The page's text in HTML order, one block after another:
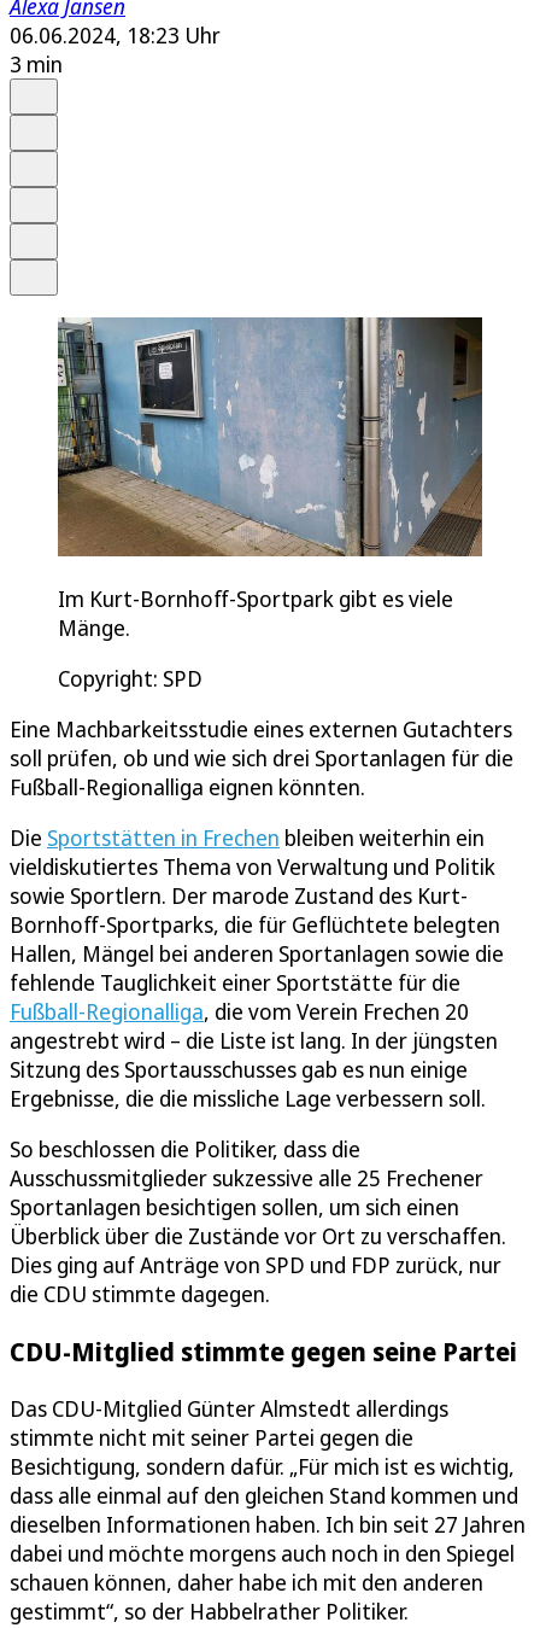
Alexa Jansen
06.06.2024, 18:23 Uhr
3 min
Im Kurt-Bornhoff-Sportpark gibt es viele
Mänge.
Copyright: SPD
Eine Machbarkeitsstudie eines externen Gutachters
soll prüfen, ob und wie sich drei Sportanlagen für die
Fußball-Regionalliga eignen könnten.
Die Sportstätten in Frechen bleiben weiterhin ein
vieldiskutiertes Thema von Verwaltung und Politik
sowie Sportlern. Der marode Zustand des Kurt-
Bornhoff-Sportparks, die für Geflüchtete belegten
Hallen, Mängel bei anderen Sportanlagen sowie die
fehlende Tauglichkeit einer Sportstätte für die
Fußball-Regionalliga, die vom Verein Frechen 20
angestrebt wird – die Liste ist lang. In der jüngsten
Sitzung des Sportausschusses gab es nun einige
Ergebnisse, die die missliche Lage verbessern soll.
So beschlossen die Politiker, dass die
Ausschussmitglieder sukzessive alle 25 Frechener
Sportanlagen besichtigen sollen, um sich einen
Überblick über die Zustände vor Ort zu verschaffen.
Dies ging auf Anträge von SPD und FDP zurück, nur
die CDU stimmte dagegen.
CDU-Mitglied stimmte gegen seine Partei
Das CDU-Mitglied Günter Almstedt allerdings
stimmte nicht mit seiner Partei gegen die
Besichtigung, sondern dafür. „Für mich ist es wichtig,
dass alle einmal auf den gleichen Stand kommen und
dieselben Informationen haben. Ich bin seit 27 Jahren
dabei und möchte morgens auch noch in den Spiegel
schauen können, daher habe ich mit den anderen
gestimmt“, so der Habbelrather Politiker.